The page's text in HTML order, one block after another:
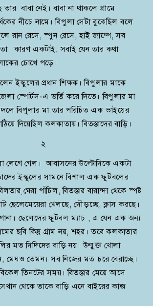
বাবা নেই। বাবা না থাকলে গ্রামে
নীচে নামে। বিপুলা সেটা বুঝেছিল বলে
রান রেসে, স্পুন রেসে, হাই জাম্পে, সব
কারণ একটাই, সবাই যেন তার কথা
চোখে পড়ে।
ইস্কুলের প্রধান শিক্ষক। বিপুলার মাকে
স্পোর্টস-এ ভর্তি করে দিতে। বিপুলার মা
বিপুলার মা তার পরিচিত এক ভাইয়ের
দিয়েছিল কলকাতায়। বিতস্তাদের বাড়ি।
২
লেগে গেল। আবাসনের উল্টোদিকে একটা
ইস্কুলের সামনে বিশাল এক ফুটবলের
ঘেরা পাঁচিল, বিতস্তার বারান্দা থেকে স্পষ্ট
ছেলেমেয়েরা খেলছে, দৌড়চ্ছে, ক্লাস করছে।
ছেলেদের ফুটবল ম্যাচ , এ যেন এক অন্য
ছবি কিন্তু গ্রাম নয়, শহর। তবে কলকাতার
মত দিদিদের বাড়ি নয়। উন্মুক্ত খোলা
তেমন। সব নিজের মত চরে বেরাচ্ছে।
তিনটের সময়। বিতস্তার মেয়ে আসে
থেকে তাকে বাড়ি এনে বাইরের কাজ